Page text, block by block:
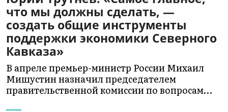
что мы должны сделать, —
создать общие инструменты
поддержки экономики Северного
Кавказа»
В апреле премьер-министр России Михаил
Мишустин назначил председателем
правительственной комиссии по вопросам…